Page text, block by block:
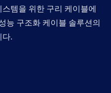
템을 위한 구리 케이블에
능 구조화 케이블 솔루션의
다.